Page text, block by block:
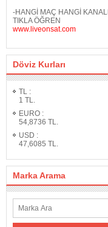
-HANGİ MAÇ HANGİ
TIKLA ÖĞREN
www.liveonsat.com
Döviz Kurları
TL :
1 TL.
EURO :
54,8736 TL.
USD :
47,6085 TL.
Marka Arama